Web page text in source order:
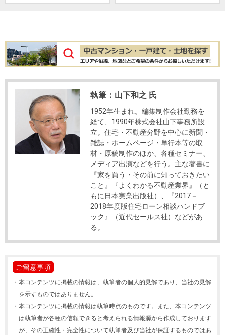
執筆：山下和之 氏
1952年生まれ。編集制作会社勤務を
経て、1990年株式会社山下事務所設
立。住宅・不動産分野を中心に新聞・
雑誌・ホームページ・単行本等の取
材・原稿制作のほか、各種セミナー、
メディア出演などを行う。主な著書に
『家を買う・その前に知っておきたい
こと』『よくわかる不動産業界』（と
もに日本実業出版社）、『2017－
2018年度版住宅ローン相談ハンドブ
ック』（近代セールス社）などがあ
る。
ご留意事項
・ 本コンテンツに掲載の情報は、執筆者の個人的見解であり、当社の見解
を示すものではありません。
・ 本コンテンツに掲載の情報は執筆時点のものです。また、本コンテンツ
は執筆者が各種の信頼できると考えられる情報源から作成しております
が、その正確性・完全性について執筆者及び当社が保証するものではあ